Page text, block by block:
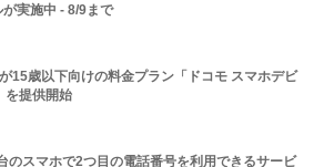
実施中 - 8/9まで
15歳以下向けの料金プラン「ドコモ スマホデビ
を提供開始
のスマホで2つ目の電話番号を利用できるサービ